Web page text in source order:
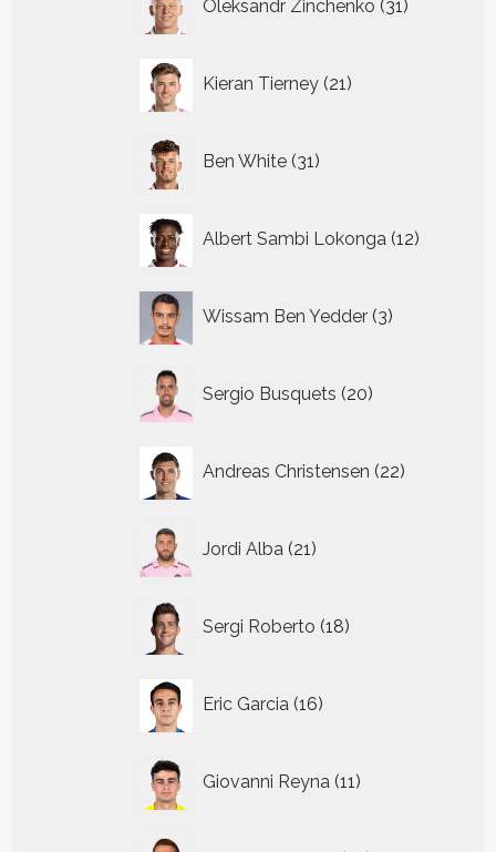
Oleksandr Zinchenko 31
producten
Kieran Tierney 21
producten
Ben White 31
producten
Albert Sambi Lokonga 12
Wissam Ben Yedder 3
producten
Sergio Busquets 20
producten
Andreas Christensen 22
producten
Jordi Alba 21
producten
Sergi Roberto 18
producten
Eric Garcia 16
producten
Giovanni Reyna 11
producten